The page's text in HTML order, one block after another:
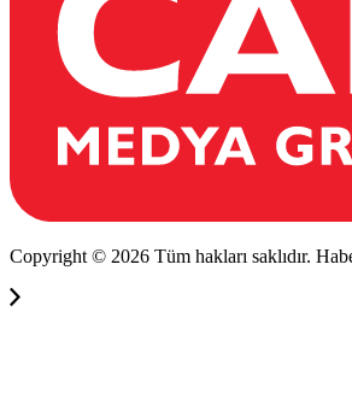
Copyright © 2026 Tüm hakları saklıdır.